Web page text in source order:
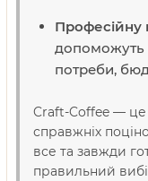
Професійну
допоможуть
потреби,
Craft-Coffee — це
справжніх
все та завжди
правильний